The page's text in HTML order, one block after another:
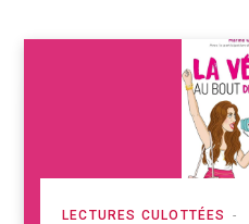
LECTURES CULOTTÉES